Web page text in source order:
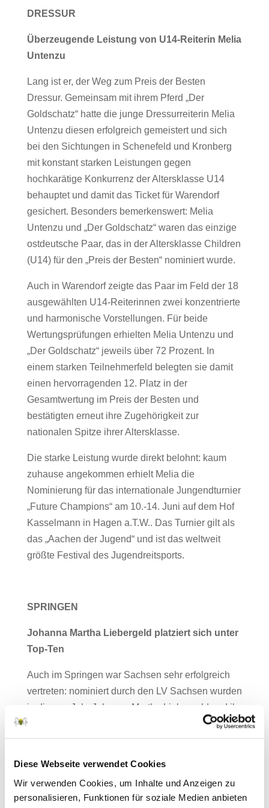
Diese Webseite verwendet Cookies
Wir verwenden Cookies, um Inhalte und Anzeigen zu
personalisieren, Funktionen für soziale Medien anbieten
DRESSUR
Überzeugende Leistung von U14-Reiterin Melia
Untenzu
Lang ist er, der Weg zum Preis der Besten
Dressur. Gemeinsam mit ihrem Pferd „Der
Goldschatz“ hatte die junge Dressurreiterin Melia
Untenzu diesen erfolgreich gemeistert und sich
bei den Sichtungen in Schenefeld und Kronberg
mit konstant starken Leistungen gegen
hochkarätige Konkurrenz der Altersklasse U14
behauptet und damit das Ticket für Warendorf
gesichert. Besonders bemerkenswert: Melia
Untenzu und „Der Goldschatz“ waren das einzige
ostdeutsche Paar, das in der Altersklasse Children
(U14) für den „Preis der Besten“ nominiert wurde.
Auch in Warendorf zeigte das Paar im Feld der 18
ausgewählten U14-Reiterinnen zwei konzentrierte
und harmonische Vorstellungen. Für beide
Wertungsprüfungen erhielten Melia Untenzu und
„Der Goldschatz“ jeweils über 72 Prozent. In
einem starken Teilnehmerfeld belegten sie damit
einen hervorragenden 12. Platz in der
Gesamtwertung im Preis der Besten und
bestätigten erneut ihre Zugehörigkeit zur
nationalen Spitze ihrer Altersklasse.
Die starke Leistung wurde direkt belohnt: kaum
zuhause angekommen erhielt Melia die
Nominierung für das internationale Jungendturnier
„Future Champions“ am 10.-14. Juni auf dem Hof
Kasselmann in Hagen a.T.W.. Das Turnier gilt als
das „Aachen der Jugend“ und ist das weltweit
größte Festival des Jugendreitsports.
SPRINGEN
Johanna Martha Liebergeld platziert sich unter
Top-Ten
Auch im Springen war Sachsen sehr erfolgreich
vertreten: nominiert durch den LV Sachsen wurden
in diesem Jahr Johanna Martha Liebergeld und ihr
Pferd „Rocky Rocks Forever“ und holte zwei
Platzierungen sowie einen Top-Ten-Platz gesamt
Bereits im Vorjahr war sie für Sachsen in der der
Altersklasse der Children U14 nominiert, damals